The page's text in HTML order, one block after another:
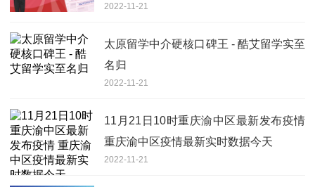
2022-11-21
太原留学中介硬核口碑王 - 酷艾留学实至
名归
2022-11-21
11月21日10时重庆渝中区最新发布疫情
重庆渝中区疫情最新实时数据今天
2022-11-21